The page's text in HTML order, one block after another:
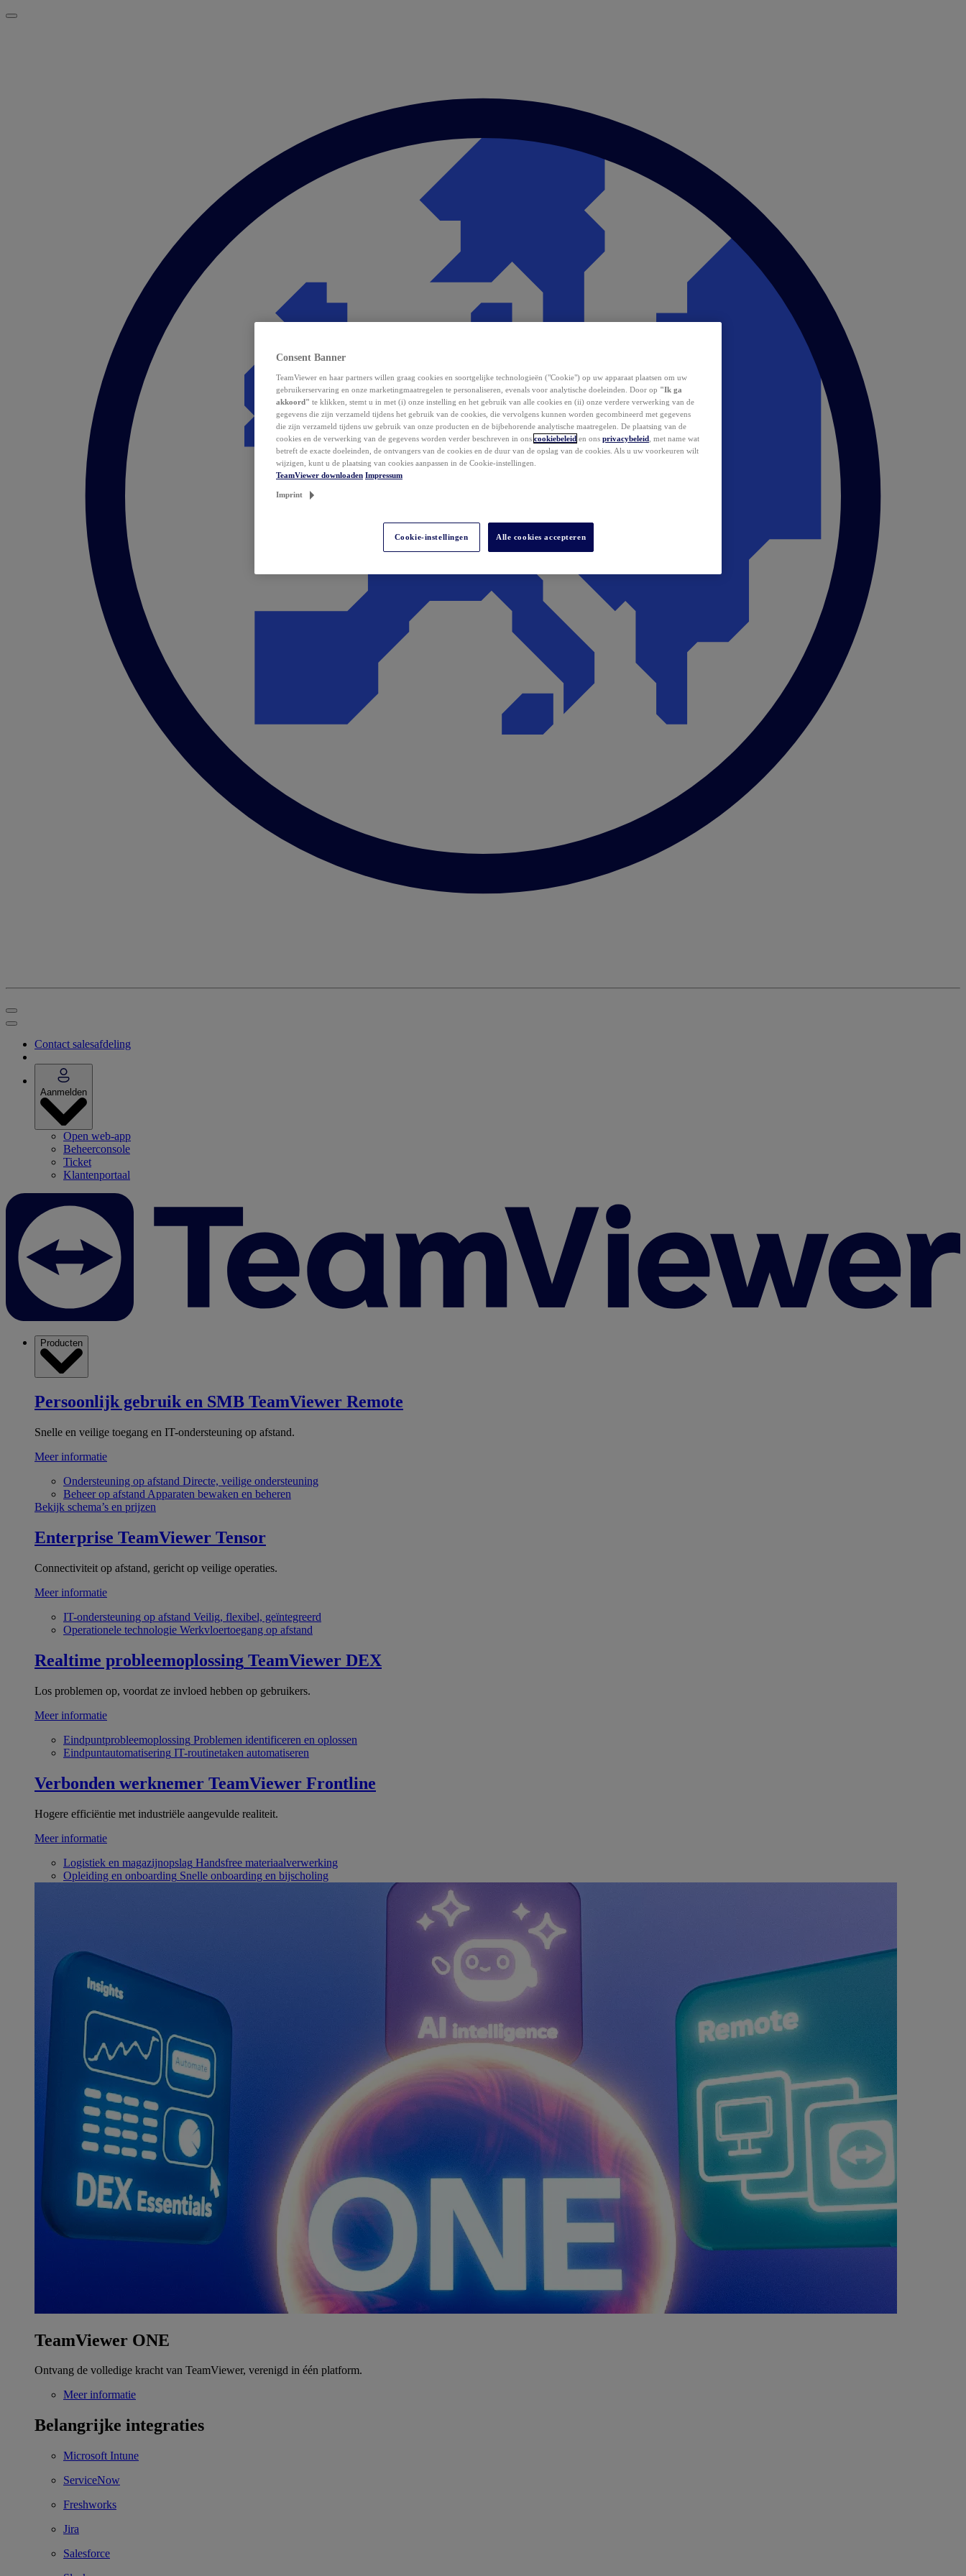
Contact salesafdeling
Aanmelden
Open web-app
Beheerconsole
Ticket
Klantenportaal
Producten
Persoonlijk gebruik en SMB TeamViewer Remote
Snelle en veilige toegang en IT-ondersteuning op afstand.
Meer informatie
Ondersteuning op afstand Directe, veilige ondersteuning
Beheer op afstand Apparaten bewaken en beheren
Bekijk schema’s en prijzen
Enterprise TeamViewer Tensor
Connectiviteit op afstand, gericht op veilige operaties.
Meer informatie
IT-ondersteuning op afstand Veilig, flexibel, geïntegreerd
Operationele technologie Werkvloertoegang op afstand
Realtime probleemoplossing TeamViewer DEX
Los problemen op, voordat ze invloed hebben op gebruikers.
Meer informatie
Eindpuntprobleemoplossing Problemen identificeren en oplossen
Eindpuntautomatisering IT-routinetaken automatiseren
Verbonden werknemer TeamViewer Frontline
Hogere efficiëntie met industriële aangevulde realiteit.
Meer informatie
Logistiek en magazijnopslag Handsfree materiaalverwerking
Opleiding en onboarding Snelle onboarding en bijscholing
TeamViewer ONE
Ontvang de volledige kracht van TeamViewer, verenigd in één platform.
Meer informatie
Belangrijke integraties
Microsoft Intune
ServiceNow
Freshworks
Jira
Salesforce
Consent Banner
TeamViewer en haar partners willen graag cookies en soortgelijke technologieën ("Cookie") op uw apparaat plaatsen om uw
gebruikerservaring en onze marketingmaatregelen te personaliseren, evenals voor analytische doeleinden. Door op "Ik ga
akkoord" te klikken, stemt u in met (i) onze instelling en het gebruik van alle cookies en (ii) onze verdere verwerking van de
gegevens die zijn verzameld tijdens het gebruik van de cookies, die vervolgens kunnen worden gecombineerd met gegevens
die zijn verzameld tijdens uw gebruik van onze producten en de bijbehorende analytische maatregelen. De plaatsing van de
cookies en de verwerking van de gegevens worden verder beschreven in ons cookiebeleid en ons privacybeleid , met name wat
betreft de exacte doeleinden, de ontvangers van de cookies en de duur van de opslag van de cookies. Als u uw voorkeuren wilt
wijzigen, kunt u de plaatsing van cookies aanpassen in de Cookie-instellingen.
TeamViewer downloaden Impressum
Imprint
Cookie-instellingen Alle cookies accepteren